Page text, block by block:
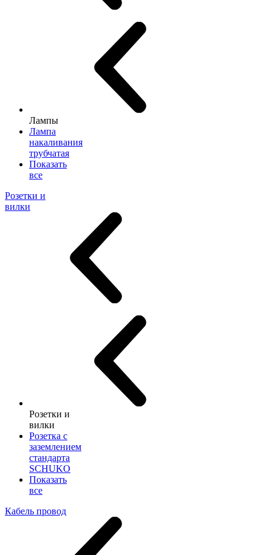
Лампы
Лампа
накаливания
трубчатая
Показать
все
Розетки и
вилки
Розетки и
вилки
Розетка с
заземлением
стандарта
SCHUKO
Показать
все
Кабель провод